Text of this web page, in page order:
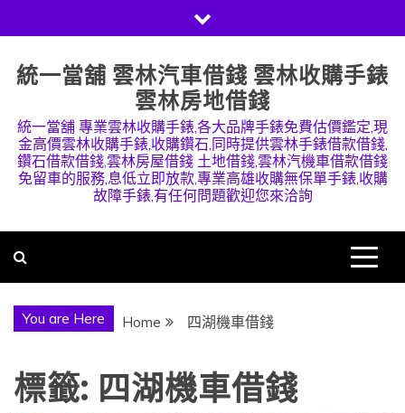
to
content
統一當舖 雲林汽車借錢 雲林收購手錶
雲林房地借錢
統一當舖 專業雲林收購手錶,各大品牌手錶免費估價鑑定,現
金高價雲林收購手錶,收購鑽石,同時提供雲林手錶借款借錢,
鑽石借款借錢,雲林房屋借錢 土地借錢,雲林汽機車借款借錢
免留車的服務,息低立即放款,專業高雄收購無保單手錶,收購
故障手錶,有任何問題歡迎您來洽詢
You are Here Home 四湖機車借錢
標籤: 四湖機車借錢